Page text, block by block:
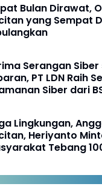
Bulan Dirawat,
yang Sempat
Serangan
PT LDN Raih
Siber dari
Lingkungan,
Heriyanto
Tebang